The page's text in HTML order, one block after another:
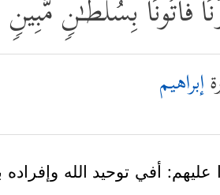
فَأۡتُونَا بِسُلۡطَـٰنࣲ مُّبِینࣲ
إبراهيم
أفي توحيد الله